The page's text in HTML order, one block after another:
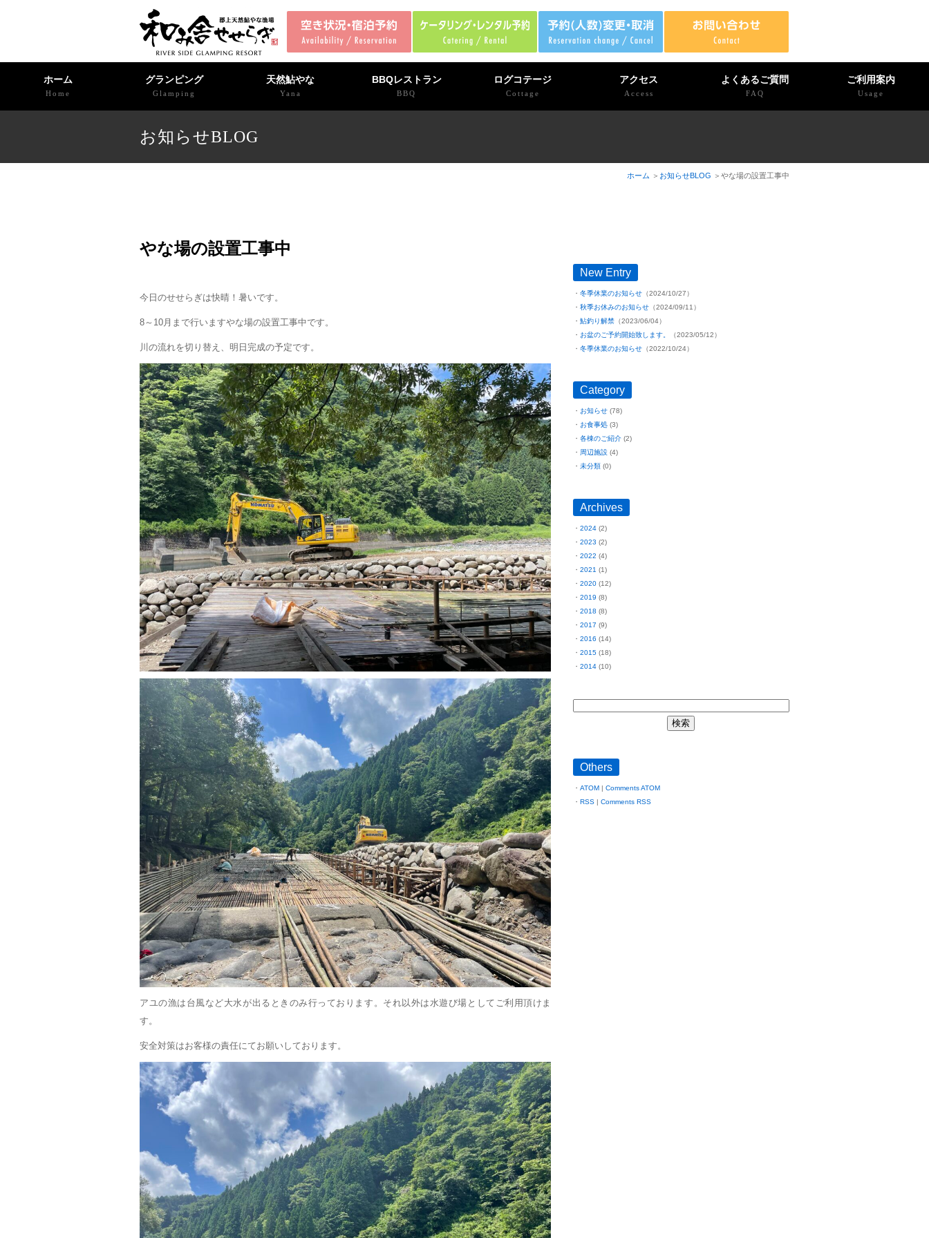
ホーム
Home
グランピング
Glamping
天然鮎やな
Yana
BBQレストラン
BBQ
ログコテージ
Cottage
アクセス
Access
よくあるご質問
FAQ
ご利用案内
Usage
お知らせBLOG
ホーム お知らせBLOG やな場の設置工事中
やな場の設置工事中
今日のせせらぎは快晴！暑いです。
8～10月まで行いますやな場の設置工事中です。
川の流れを切り替え、明日完成の予定です。
アユの漁は台風など大水が出るときのみ行っております。それ以外は水遊び場としてご利用頂けま
す。
安全対策はお客様の責任にてお願いしております。
New Entry
冬季休業のお知らせ（2024/10/27）
秋季お休みのお知らせ（2024/09/11）
鮎釣り解禁（2023/06/04）
お盆のご予約開始致します。
（2023/05/12）
冬季休業のお知らせ（2022/10/24）
Category
お知らせ(78)
お食事処(3)
各棟のご紹介(2)
周辺施設(4)
未分類(0)
Archives
2024(2)
2023 (2)
2022 (4)
2021 (1)
2020(12)
2019 (8)
2018 (8)
2017 (9)
2016 (14)
2015(18)
2014(10)
Others
ATOM| Comments ATOM
RSS| Comments RSS